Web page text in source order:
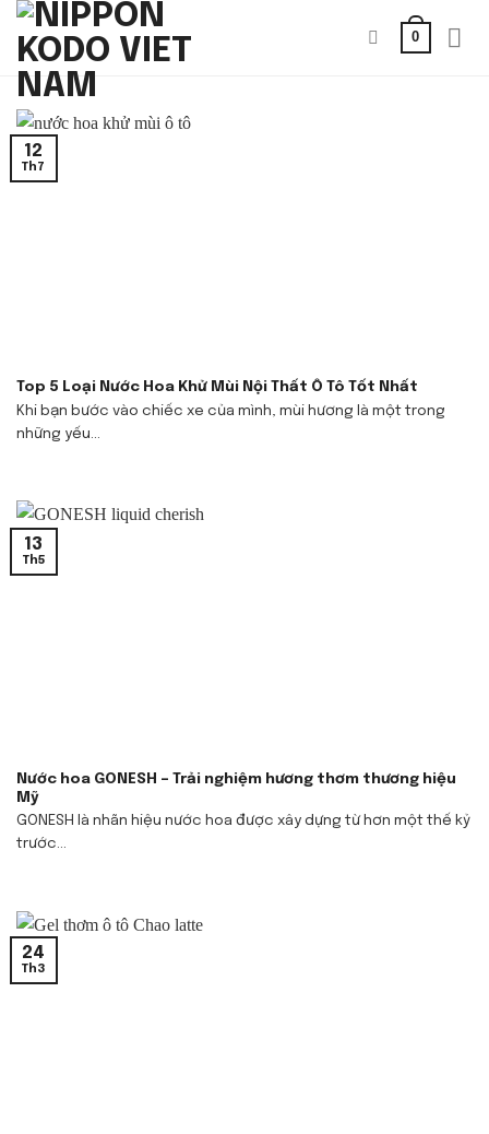
Bỏ
qua
nội
dung
0
Top 5 Loại Nước Hoa Khử Mùi Nội Thất Ô Tô Tốt Nhất
Khi bạn bước vào chiếc xe của mình, mùi hương là một trong
những yếu...
12
Th7
Nước hoa GONESH – Trải nghiệm hương thơm thương hiệu
Mỹ
GONESH là nhãn hiệu nước hoa được xây dựng từ hơn một thế kỷ
trước...
13
Th5
24
Th3